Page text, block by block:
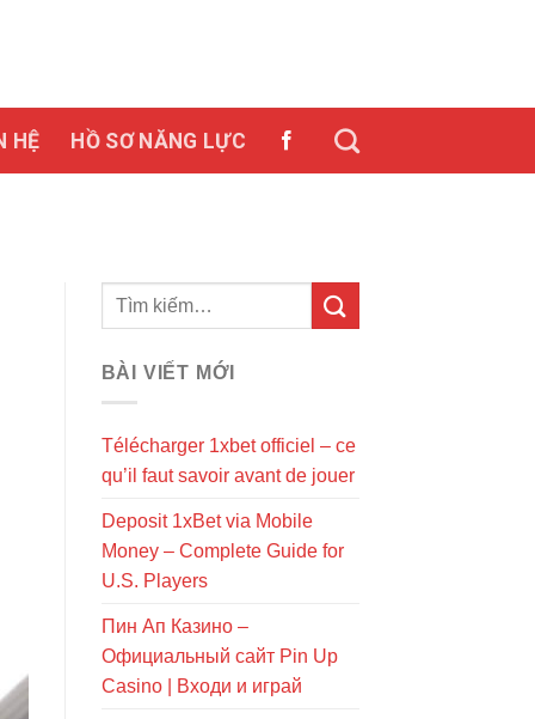
HỆ HỒ SƠ NĂNG LỰC
BÀI VIẾT MỚI
Télécharger 1xbet officiel – ce
qu’il faut savoir avant de jouer
Deposit 1xBet via Mobile
Money – Complete Guide for
U.S. Players
Пин Ап Казино –
Официальный сайт Pin Up
Casino | Входи и играй